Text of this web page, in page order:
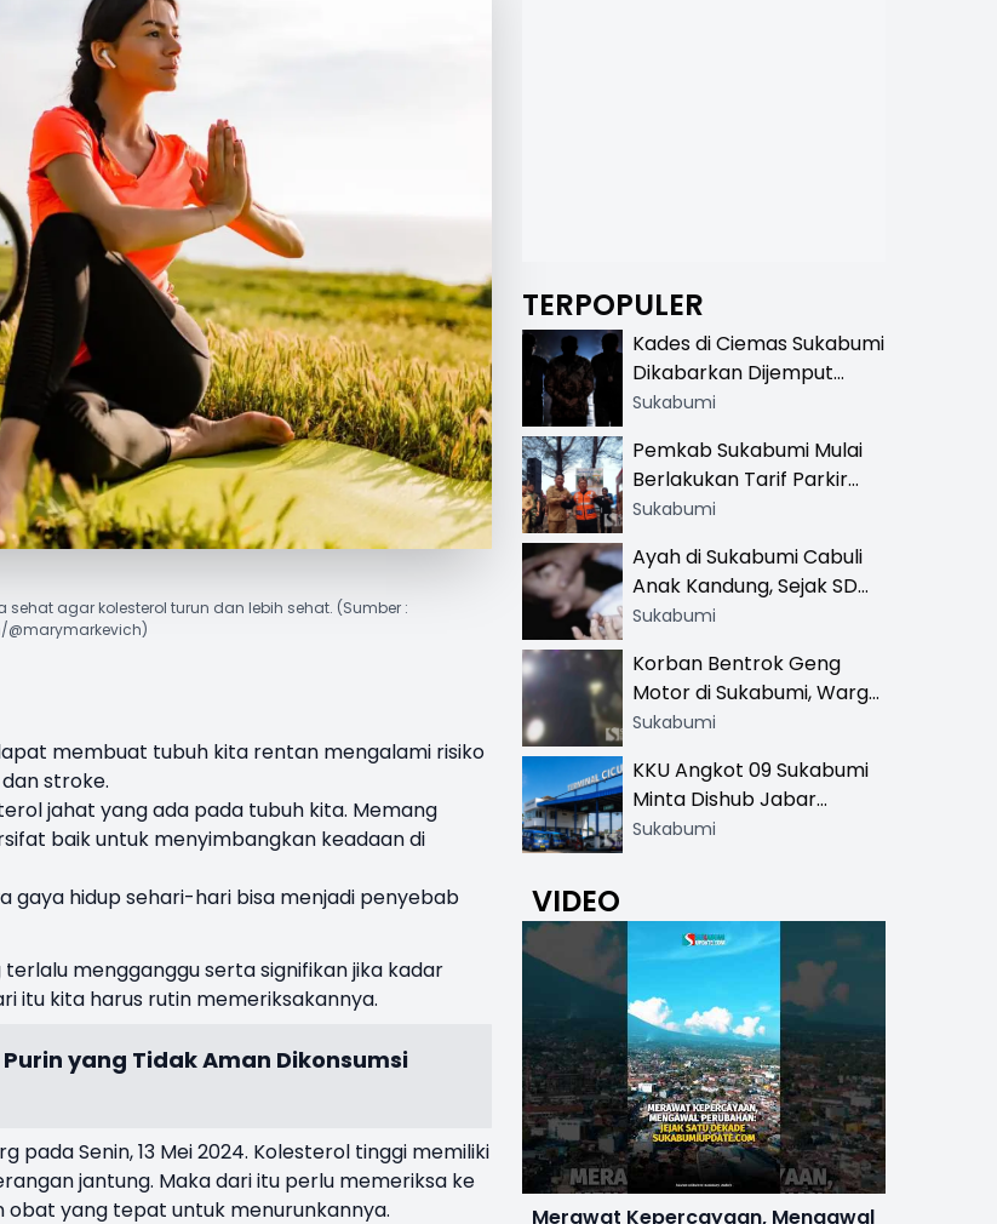
agar kolesterol turun dan lebih sehat. (Sumber :
@marymarkevich)
membuat tubuh kita rentan mengalami risiko
stroke.
jahat yang ada pada tubuh kita. Memang
baik untuk menyimbangkan keadaan di
gaya hidup sehari-hari bisa menjadi penyebab
mengganggu serta signifikan jika kadar
itu kita harus rutin memeriksakannya.
yang Tidak Aman Dikonsumsi
pada Senin, 13 Mei 2024. Kolesterol tinggi memiliki
jantung. Maka dari itu perlu memeriksa ke
yang tepat untuk menurunkannya.
TERPOPULER
Kades di Ciemas Sukabumi
Dikabarkan Dijemput
Satnarkoba, Polisi
Sukabumi
Pemkab Sukabumi Mulai
Berlakukan Tarif Parkir
Resmi di 13 Lokasi Wisata,
Khusus
Sukabumi
Ayah di Sukabumi Cabuli
Anak Kandung, Sejak SD
Hingga SMA
Sukabumi
Korban Bentrok Geng
Motor di Sukabumi, Warga
dan Sopir Tangki
Sukabumi
KKU Angkot 09 Sukabumi
Minta Dishub Jabar
Tertibkan Trayek Ciawi-
Sukabumi
VIDEO
Merawat Kepercayaan, Mengawal